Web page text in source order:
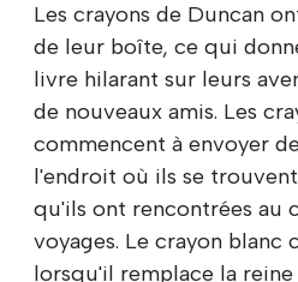
Les crayons de Duncan
de leur boîte, ce qui
livre hilarant sur leurs
de nouveaux amis. Les
commencent à envoyer
l'endroit où ils se
qu'ils ont rencontrées au
voyages. Le crayon blanc
lorsqu'il remplace la